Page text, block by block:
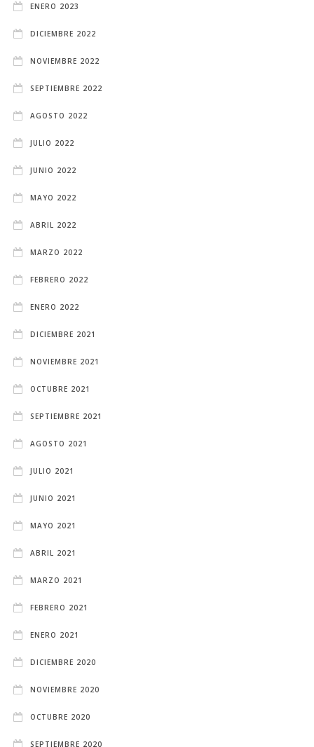
ENERO 2023
DICIEMBRE 2022
NOVIEMBRE 2022
SEPTIEMBRE 2022
AGOSTO 2022
JULIO 2022
JUNIO 2022
MAYO 2022
ABRIL 2022
MARZO 2022
FEBRERO 2022
ENERO 2022
DICIEMBRE 2021
NOVIEMBRE 2021
OCTUBRE 2021
SEPTIEMBRE 2021
AGOSTO 2021
JULIO 2021
JUNIO 2021
MAYO 2021
ABRIL 2021
MARZO 2021
FEBRERO 2021
ENERO 2021
DICIEMBRE 2020
NOVIEMBRE 2020
OCTUBRE 2020
SEPTIEMBRE 2020